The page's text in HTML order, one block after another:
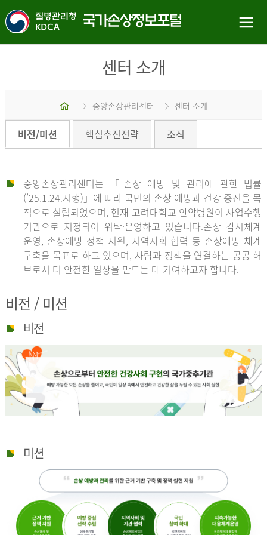
센터 소개
중앙손상관리센터 센터 소개
비전/미션 핵심추진전략 조직
중앙손상관리센터는 「손상 예방 및 관리에 관한 법률
(’25.1.24.시행)」에 따라 국민의 손상 예방과 건강 증진을 목
적으로 설립되었으며, 현재 고려대학교 안암병원이 사업수행
기관으로 지정되어 위탁·운영하고 있습니다.손상 감시체계
운영, 손상예방 정책 지원, 지역사회 협력 등 손상예방 체계
구축을 목표로 하고 있으며, 사람과 정책을 연결하는 공공 허
브로서 더 안전한 일상을 만드는 데 기여하고자 합니다.
비전 / 미션
비전
미션